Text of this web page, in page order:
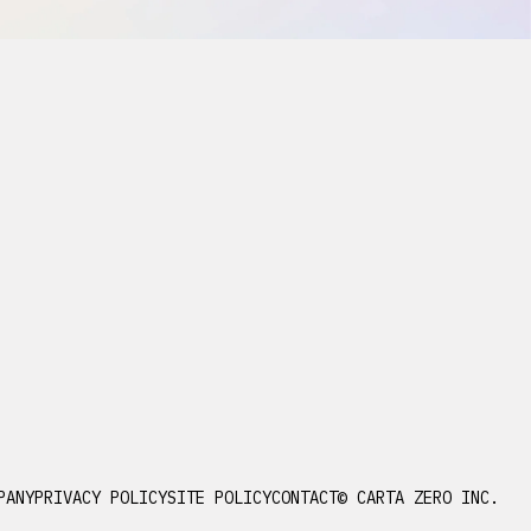
PRIVACY POLICYSITE POLICYCONTACT© CARTA ZERO INC.